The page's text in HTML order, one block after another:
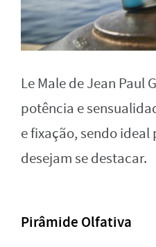
Le Male de Jean Paul
potência e
e fixação, sendo ideal
desejam se destacar.
Pirâmide Olfativa